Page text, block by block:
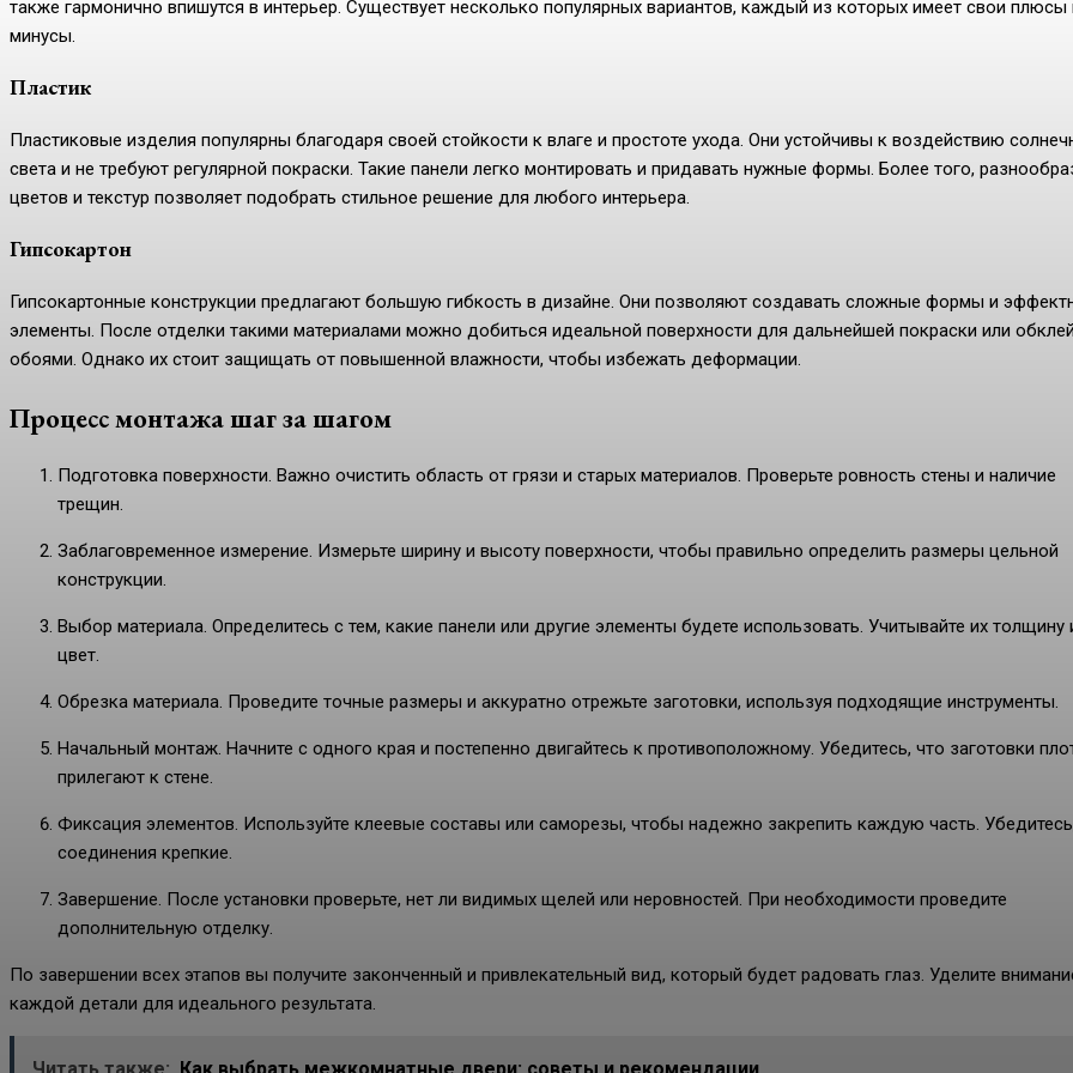
также гармонично впишутся в интерьер. Существует несколько популярных вариантов, каждый из которых имеет свои плюсы
минусы.
Пластик
Пластиковые изделия популярны благодаря своей стойкости к влаге и простоте ухода. Они устойчивы к воздействию
света и не требуют регулярной покраски. Такие панели легко монтировать и придавать нужные формы. Более того,
цветов и текстур позволяет подобрать стильное решение для любого интерьера.
Гипсокартон
Гипсокартонные конструкции предлагают большую гибкость в дизайне. Они позволяют создавать сложные формы и
элементы. После отделки такими материалами можно добиться идеальной поверхности для дальнейшей покраски или
обоями. Однако их стоит защищать от повышенной влажности, чтобы избежать деформации.
Процесс монтажа шаг за шагом
Подготовка поверхности. Важно очистить область от грязи и старых материалов. Проверьте ровность стены и наличие
трещин.
Заблаговременное измерение. Измерьте ширину и высоту поверхности, чтобы правильно определить размеры цельной
конструкции.
Выбор материала. Определитесь с тем, какие панели или другие элементы будете использовать. Учитывайте их толщину
цвет.
Обрезка материала. Проведите точные размеры и аккуратно отрежьте заготовки, используя подходящие инструменты.
Начальный монтаж. Начните с одного края и постепенно двигайтесь к противоположному. Убедитесь, что заготовки
прилегают к стене.
Фиксация элементов. Используйте клеевые составы или саморезы, чтобы надежно закрепить каждую часть.
соединения крепкие.
Завершение. После установки проверьте, нет ли видимых щелей или неровностей. При необходимости проведите
дополнительную отделку.
По завершении всех этапов вы получите законченный и привлекательный вид, который будет радовать глаз. Уделите
каждой детали для идеального результата.